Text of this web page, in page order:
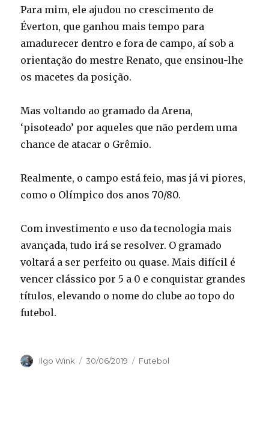
Para mim, ele ajudou no crescimento de
Éverton, que ganhou mais tempo para
amadurecer dentro e fora de campo, aí sob a
orientação do mestre Renato, que ensinou-lhe
os macetes da posição.
Mas voltando ao gramado da Arena,
‘pisoteado’ por aqueles que não perdem uma
chance de atacar o Grêmio.
Realmente, o campo está feio, mas já vi piores,
como o Olímpico dos anos 70/80.
Com investimento e uso da tecnologia mais
avançada, tudo irá se resolver. O gramado
voltará a ser perfeito ou quase. Mais difícil é
vencer clássico por 5 a 0 e conquistar grandes
títulos, elevando o nome do clube ao topo do
futebol.
Autor
Ilgo Wink
Publicado
30/06/2019 Categorias
Futebol